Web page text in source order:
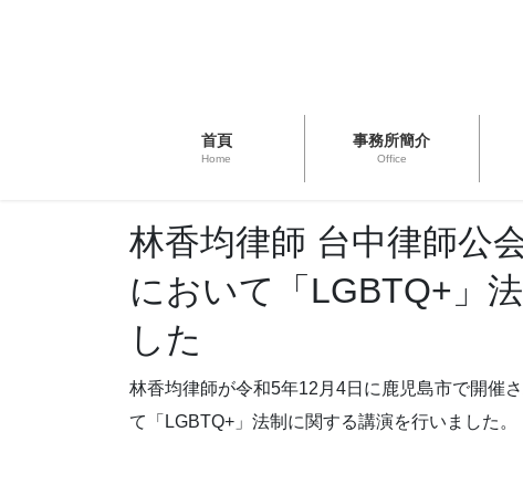
首頁
Home
事務所簡介
Office
林香均律師 台中律師公
において「LGBTQ+」
した
林香均律師が令和5年12月4日に鹿児島市で開催
て「LGBTQ+」法制に関する講演を行いました。